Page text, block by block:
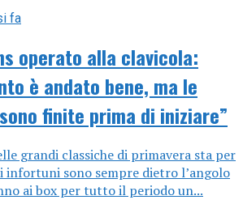
fa
operato alla clavicola:
è andato bene, ma le
finite prima di iniziare”
grandi classiche di primavera sta per
infortuni sono sempre dietro l’angolo
ai box per tutto il periodo un...